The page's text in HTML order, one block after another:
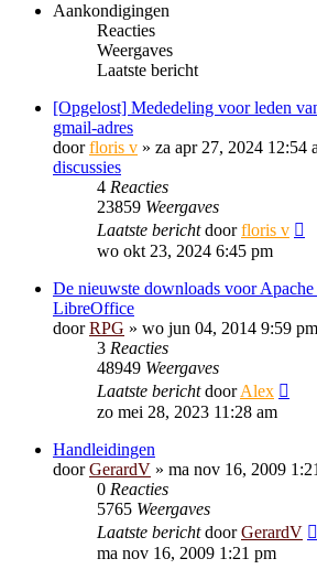
Aankondigingen
Reacties
Weergaves
Laatste bericht
[Opgelost] Mededeling voor leden
gmail-adres
doorfloris v » za apr 27, 2024 12:54
discussies
4 Reacties
23859 Weergaves
Laatste berichtdoorfloris v
wo okt 23, 2024 6:45 pm
De nieuwste downloads voor
LibreOffice
doorRPG » wo jun 04, 2014 9:59 pm
3 Reacties
48949 Weergaves
Laatste berichtdoorAlex
zo mei 28, 2023 11:28 am
Handleidingen
doorGerardV » ma nov 16, 2009
0 Reacties
5765 Weergaves
Laatste berichtdoorGerardV
ma nov 16, 2009 1:21 pm